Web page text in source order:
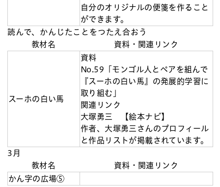
自分のオリジナルの便箋を作ること
ができます。
読んで、かんじたことをつたえ合おう
教材名
資料・関連リンク
スーホの白い馬
資料
No.59「モンゴル人とペアを組んで
『スーホの白い馬』の発展的学習に
取り組む」
関連リンク
大塚勇三 【絵本ナビ】
作者、大塚勇三さんのプロフィール
と作品リストが掲載されています。
3月
教材名
資料・関連リンク
かん字の広場⑤